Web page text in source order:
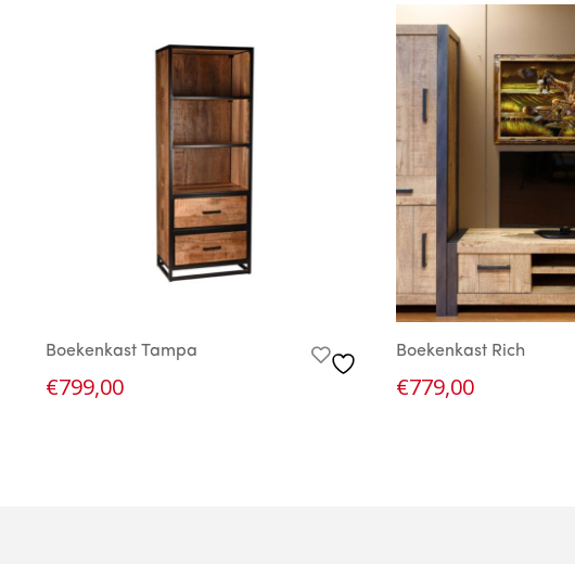
Boekenkast Tampa
€799,00
Boekenkast Rich
€779,00